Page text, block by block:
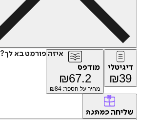
איזה פורמט בא לך?
דיגיטלי
₪39
מודפס
₪67.2
מחיר על הספר: ₪ 84
שליחה כמתנה